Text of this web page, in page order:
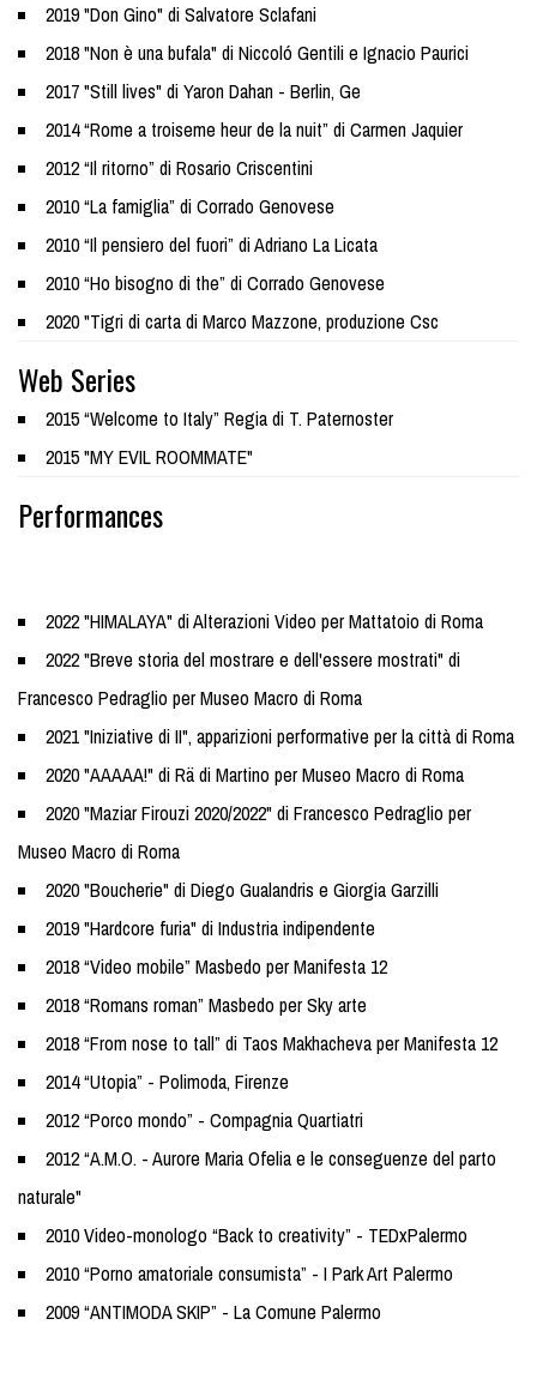
2019 "Don Gino" di Salvatore Sclafani
2018 "Non è una bufala" di Niccoló Gentili e Ignacio Paurici
2017 "Still lives" di Yaron Dahan - Berlin, Ge
2014 “Rome a troiseme heur de la nuit” di Carmen Jaquier
2012 “Il ritorno” di Rosario Criscentini
2010 “La famiglia” di Corrado Genovese
2010 “Il pensiero del fuori” di Adriano La Licata
2010 “Ho bisogno di the” di Corrado Genovese
2020 "Tigri di carta di Marco Mazzone, produzione Csc
Web Series
2015 “Welcome to Italy” Regia di T. Paternoster
2015 "MY EVIL ROOMMATE"
Performances
2022 "HIMALAYA" di Alterazioni Video per Mattatoio di Roma
2022 "Breve storia del mostrare e dell'essere mostrati" di
Francesco Pedraglio per Museo Macro di Roma
2021 "Iniziative di II", apparizioni performative per la città di Roma
2020 "AAAAA!" di Rä di Martino per Museo Macro di Roma
2020 "Maziar Firouzi 2020/2022" di Francesco Pedraglio per
Museo Macro di Roma
2020 "Boucherie" di Diego Gualandris e Giorgia Garzilli
2019 "Hardcore furia" di Industria indipendente
2018 “Video mobile” Masbedo per Manifesta 12
2018 “Romans roman” Masbedo per Sky arte
2018 “From nose to tall” di Taos Makhacheva per Manifesta 12
2014 “Utopia” - Polimoda, Firenze
2012 “Porco mondo” - Compagnia Quartiatri
2012 “A.M.O. - Aurore Maria Ofelia e le conseguenze del parto
naturale"
2010 Video-monologo “Back to creativity” - TEDxPalermo
2010 “Porno amatoriale consumista” - I Park Art Palermo
2009 “ANTIMODA SKIP” - La Comune Palermo